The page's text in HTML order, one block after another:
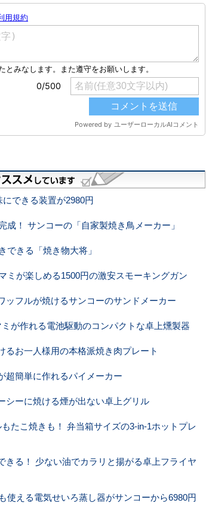
できる装置が2980円
成！ サンコーの「自家製焼き鳥メーカー」
できる「焼き物大将」
ミが楽しめる1500円の激安スモーキングガン
ッフルが焼けるサンコーのサンドメーカー
が作れる電池駆動のコンパクトな卓上燻製器
るお一人様用の本格派焼き肉プレート
超簡単に作れるパイメーカー
シーに焼ける煙が出ない卓上グリル
たこ焼きも！ 弁当箱サイズの3-in-1ホットプレ
きる！ 少ない油でカラリと揚がる卓上フライヤ
使える電気せいろ蒸し器がサンコーから6980円